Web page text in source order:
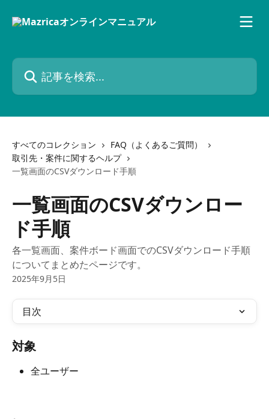
記事を検索...
すべてのコレクション
FAQ（よくあるご質問）
取引先・案件に関するヘルプ
一覧画面のCSVダウンロード手順
一覧画面のCSVダウンロー
ド手順
各一覧画面、案件ボード画面でのCSVダウンロード手順
についてまとめたページです。
2025年9月5日
目次
対象
全ユーザー